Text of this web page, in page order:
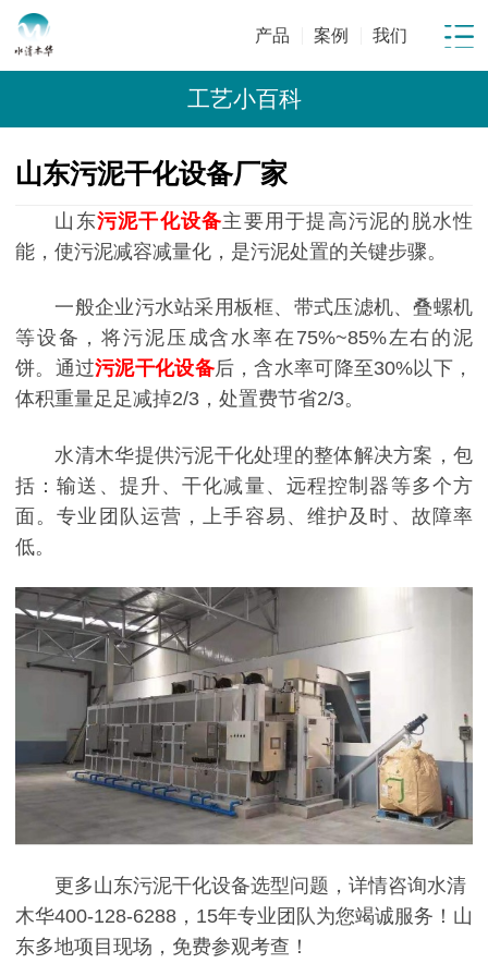
产品 案例 我们
工艺小百科
山东污泥干化设备厂家
山东污泥干化设备主要用于提高污泥的脱水性
能，使污泥减容减量化，是污泥处置的关键步骤。
一般企业污水站采用板框、带式压滤机、叠螺机
等设备，将污泥压成含水率在75%~85%左右的泥
饼。通过污泥干化设备后，含水率可降至30%以下，
体积重量足足减掉2/3，处置费节省2/3。
水清木华提供污泥干化处理的整体解决方案，包
括：输送、提升、干化减量、远程控制器等多个方
面。专业团队运营，上手容易、维护及时、故障率
低。
更多山东污泥干化设备选型问题，详情咨询水清
木华400-128-6288，15年专业团队为您竭诚服务！山
东多地项目现场，免费参观考查！